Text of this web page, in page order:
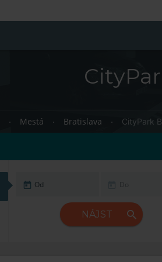
Mestá Bratislava CityPark
NÁJST